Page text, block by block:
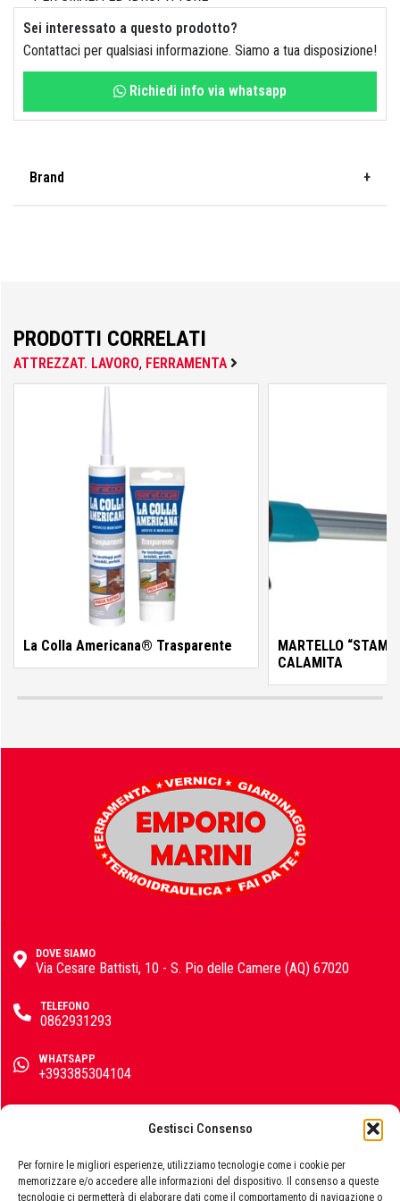
Gestisci Consenso
Per fornire le migliori esperienze, utilizziamo tecnologie come i cookie per
memorizzare e/o accedere alle informazioni del dispositivo. Il consenso a queste
tecnologie ci permetterà di elaborare dati come il comportamento di navigazione o
Sei interessato a questo prodotto?
Contattaci per qualsiasi informazione. Siamo a tua disposizione!
Richiedi info via whatsapp
Brand
PRODOTTI CORRELATI
ATTREZZAT. LAVORO, FERRAMENTA
La Colla Americana® Trasparente
MARTELLO
CALAMITA
DOVE SIAMO
Via Cesare Battisti, 10 - S. Pio delle Camere (AQ) 67020
TELEFONO
0862931293
WHATSAPP
+393385304104
info@emporiomarini.com
SEGUICI SUI SOCIAL
Idraulica
Vernici
Casalinghi
Materiale Elettrico
Sist. Irrigazione
Soffiatori Bongioanni
Colorificio Abruzzese
Deca
Einhell
Fisher
Fondital